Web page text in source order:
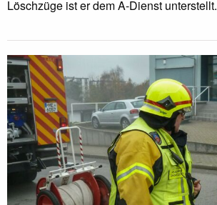
Löschzüge ist er dem A-Dienst unterstellt.